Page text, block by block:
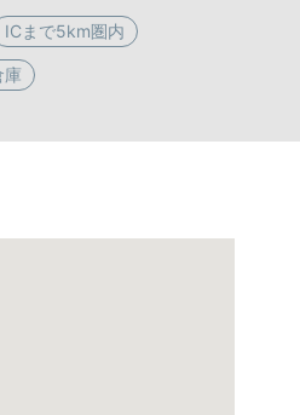
ICまで5km圏内
庫